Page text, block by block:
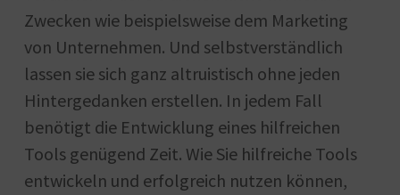
Zwecken wie beispielsweise dem Marketing
von Unternehmen. Und selbstverständlich
lassen sie sich ganz altruistisch ohne jeden
Hintergedanken erstellen. In jedem Fall
benötigt die Entwicklung eines hilfreichen
Tools genügend Zeit. Wie Sie hilfreiche Tools
entwickeln und erfolgreich nutzen können,